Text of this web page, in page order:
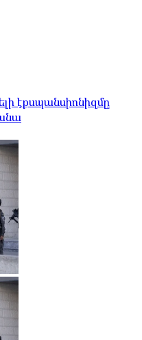
էքսպանսիոնիզմը